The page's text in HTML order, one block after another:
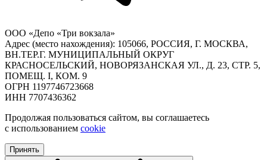
ООО «Депо «Три вокзала»
Адрес (место нахождения): 105066, РОССИЯ, Г. МОСКВА,
ВН.ТЕР.Г. МУНИЦИПАЛЬНЫЙ ОКРУГ
КРАСНОСЕЛЬСКИЙ, НОВОРЯЗАНСКАЯ УЛ., Д. 23, СТР. 5,
ПОМЕЩ. I, КОМ. 9
ОГРН 1197746723668
ИНН 7707436362
Продолжая пользоваться сайтом, вы соглашаетесь
с использованием cookie
Принять